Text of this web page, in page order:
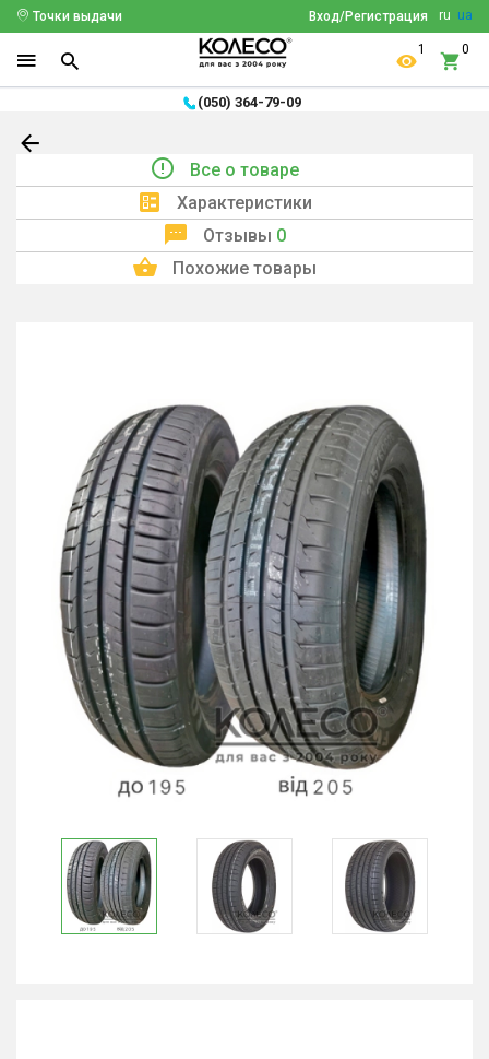
ru ua
Вход/Регистрация
Точки выдачи
1 0
(050) 364-79-09
Все о товаре
Характеристики
Отзывы 0
Похожие товары